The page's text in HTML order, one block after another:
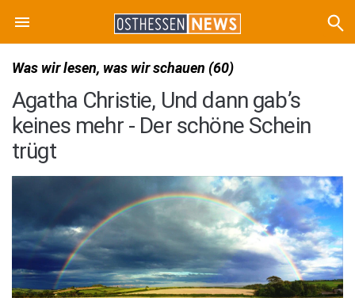
Was wir lesen, was wir schauen (60)
Agatha Christie, Und dann gab’s
keines mehr - Der schöne Schein
trügt